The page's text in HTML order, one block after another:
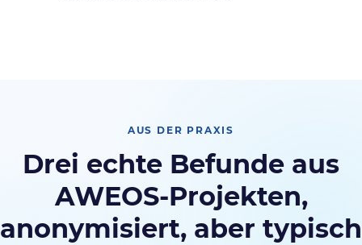
AUS DER PRAXIS
Drei echte Befunde aus
AWEOS-Projekten,
anonymisiert, aber typisch